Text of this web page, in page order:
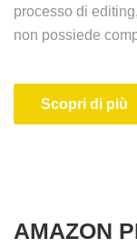
processo di
non possiede
Scopri di più
AMAZON